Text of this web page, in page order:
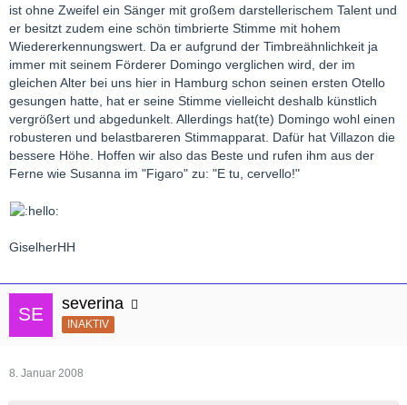
ist ohne Zweifel ein Sänger mit großem darstellerischem Talent und
er besitzt zudem eine schön timbrierte Stimme mit hohem
Wiedererkennungswert. Da er aufgrund der Timbreähnlichkeit ja
immer mit seinem Förderer Domingo verglichen wird, der im
gleichen Alter bei uns hier in Hamburg schon seinen ersten Otello
gesungen hatte, hat er seine Stimme vielleicht deshalb künstlich
vergrößert und abgedunkelt. Allerdings hat(te) Domingo wohl einen
robusteren und belastbareren Stimmapparat. Dafür hat Villazon die
bessere Höhe. Hoffen wir also das Beste und rufen ihm aus der
Ferne wie Susanna im "Figaro" zu: "E tu, cervello!"
GiselherHH
severina
INAKTIV
8. Januar 2008